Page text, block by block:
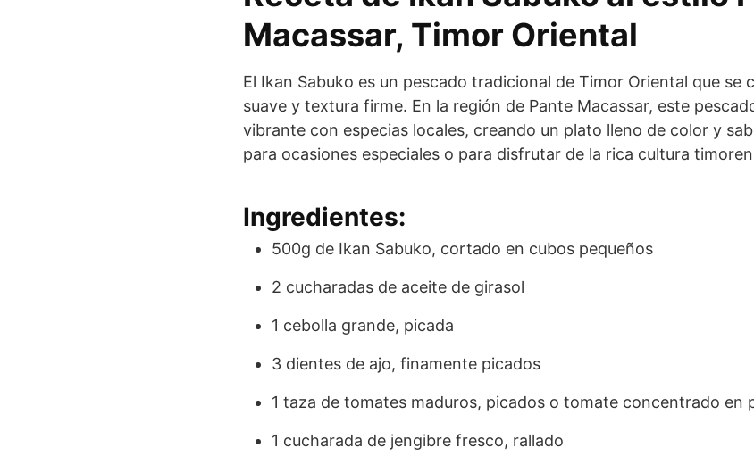
Macassar, Timor Oriental
El Ikan Sabuko es un pescado tradicional de Timor Oriental que se
suave y textura firme. En la región de Pante Macassar, este
vibrante con especias locales, creando un plato lleno de color y
para ocasiones especiales o para disfrutar de la rica cultura
Ingredientes:
500g de Ikan Sabuko, cortado en cubos pequeños
2 cucharadas de aceite de girasol
1 cebolla grande, picada
3 dientes de ajo, finamente picados
1 taza de tomates maduros, picados o tomate concentrado en
1 cucharada de jengibre fresco, rallado